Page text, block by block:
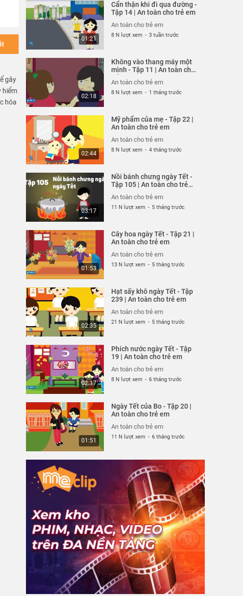
gây
hiểm
hóa
01:21
Cẩn thận khi đi qua đường -
Tập 14 | An toàn cho trẻ em
An toàn cho trẻ em
8 N lượt xem - 3 tuần trước
02:18
Không vào thang máy một
mình - Tập 11 | An toàn cho
An toàn cho trẻ em
8 N lượt xem - 1 tháng trước
02:44
Mỹ phẩm của mẹ - Tập 22 |
An toàn cho trẻ em
An toàn cho trẻ em
8 N lượt xem - 4 tháng trước
03:17
Nồi bánh chưng ngày Tết -
Tập 105 | An toàn cho trẻ
An toàn cho trẻ em
11 N lượt xem - 5 tháng trước
01:53
Cây hoa ngày Tết - Tập 21 |
An toàn cho trẻ em
An toàn cho trẻ em
13 N lượt xem - 5 tháng trước
02:35
Hạt sấy khô ngày Tết - Tập
239 | An toàn cho trẻ em
An toàn cho trẻ em
21 N lượt xem - 5 tháng trước
02:17
Phích nước ngày Tết - Tập
19 | An toàn cho trẻ em
An toàn cho trẻ em
8 N lượt xem - 6 tháng trước
01:51
Ngày Tết của Bo - Tập 20 |
An toàn cho trẻ em
An toàn cho trẻ em
11 N lượt xem - 6 tháng trước